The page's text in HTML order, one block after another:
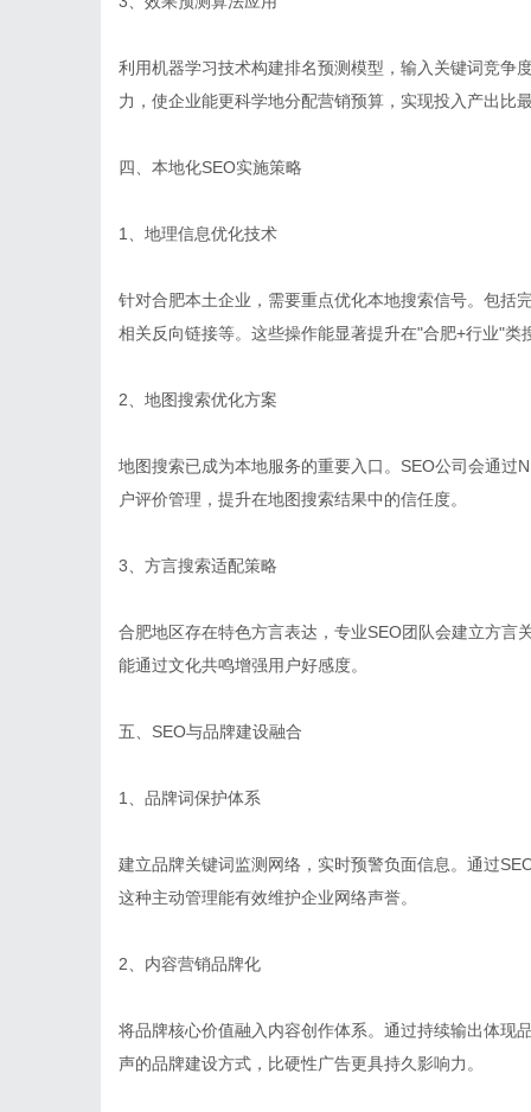
利用机器学习技术构建排名预测模型，输入关键词竞争
力，使企业能更科学地分配营销预算，实现投入产出比
四、本地化SEO实施策略
1、地理信息优化技术
针对合肥本土企业，需要重点优化本地搜索信号。包括
相关反向链接等。这些操作能显著提升在"合肥+行业"类
2、地图搜索优化方案
地图搜索已成为本地服务的重要入口。SEO公司会通过
户评价管理，提升在地图搜索结果中的信任度。
3、方言搜索适配策略
合肥地区存在特色方言表达，专业SEO团队会建立方言
能通过文化共鸣增强用户好感度。
五、SEO与品牌建设融合
1、品牌词保护体系
建立品牌关键词监测网络，实时预警负面信息。通过
这种主动管理能有效维护企业网络声誉。
2、内容营销品牌化
将品牌核心价值融入内容创作体系。通过持续输出体现
声的品牌建设方式，比硬性广告更具持久影响力。